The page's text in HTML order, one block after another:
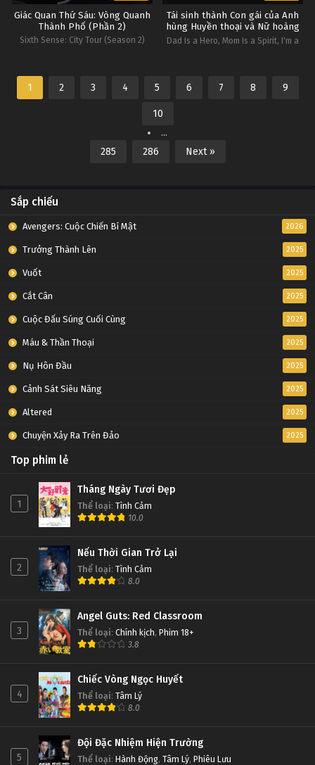
Giác Quan Thứ Sáu: Vòng Quanh
Thành Phố (Phần 2)
Sixth Sense: City Tour (Season 2)
Tái sinh thành Con gái của Anh
hùng Huyền thoại và Nữ hoàng
Tinh linh
Dad Is a Hero, Mom Is a Spirit, I'm a
1 2 3 4 5 6 7 8 9
10
...
285
286 Next »
Sắp chiếu
Avengers: Cuộc Chiến Bí Mật 2026
Trưởng Thành Lên 2025
Vuốt 2025
Cắt Cân 2025
Cuộc Đấu Súng Cuối Cùng 2025
Máu & Thần Thoại 2025
Nụ Hôn Đầu 2025
Cảnh Sát Siêu Năng 2025
Altered 2025
Chuyện Xảy Ra Trên Đảo 2025
Top phim lẻ
1
Tháng Ngày Tươi Đẹp
Thể loại: Tình Cảm
10.0
2
Nếu Thời Gian Trở Lại
Thể loại: Tình Cảm
8.0
3
Angel Guts: Red Classroom
Thể loại: Chính kịch, Phim 18+
3.8
4
Chiếc Vòng Ngọc Huyết
Thể loại: Tâm Lý
8.0
5
Đội Đặc Nhiệm Hiện Trường
Thể loại: Hành Động, Tâm Lý, Phiêu Lưu